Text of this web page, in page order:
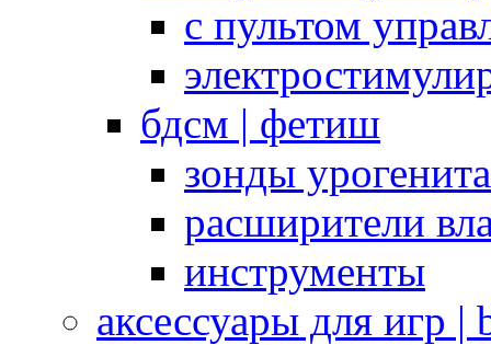
с пультом
бдсм | фетиш
зонды
расширители
инструменты
аксессуары для игр |